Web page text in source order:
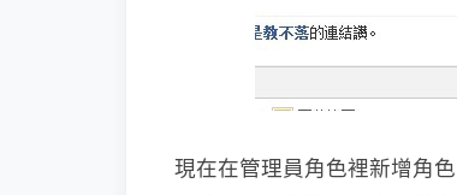
現在在管理員角色裡新增角